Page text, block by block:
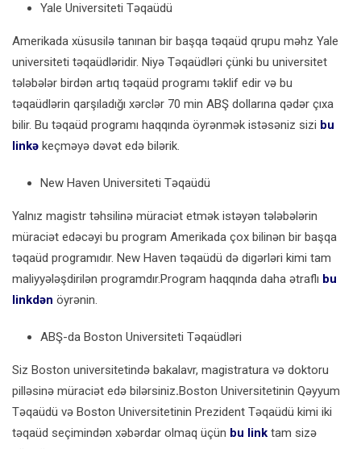
Yale Universiteti Təqaüdü
Amerikada xüsusilə tanınan bir başqa təqaüd qrupu məhz Yale
universiteti təqaüdləridir. Niyə Təqaüdləri çünki bu universitet
tələbələr birdən artıq təqaüd programı təklif edir və bu
təqaüdlərin qarşıladığı xərclər 70 min ABŞ dollarına qədər çıxa
bilir. Bu təqaüd programı haqqında öyrənmək istəsəniz sizi bu
linkə keçməyə dəvət edə bilərik.
New Haven Universiteti Təqaüdü
Yalnız magistr təhsilinə müraciət etmək istəyən tələbələrin
müraciət edəcəyi bu program Amerikada çox bilinən bir başqa
təqaüd programıdır. New Haven təqaüdü də digərləri kimi tam
maliyyələşdirilən programdır.Program haqqında daha ətraflı bu
linkdən öyrənin.
ABŞ-da Boston Universiteti Təqaüdləri
Siz Boston universitetində bakalavr, magistratura və doktoru
pilləsinə müraciət edə bilərsiniz.Boston Universitetinin Qəyyum
Təqaüdü və Boston Universitetinin Prezident Təqaüdü kimi iki
təqaüd seçimindən xəbərdar olmaq üçün bu link tam sizə